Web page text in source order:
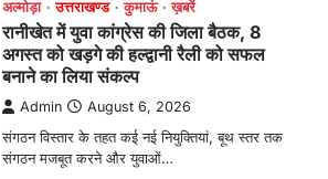
अल्मोड़ा उत्तराखण्ड कुमाऊं ख़बरें
चौखुटिया में सेवा पखवाड़ा शिविर: 954 लोगों ने
लिया लाभ, 191 में से 182 शिकायतों का मौके
पर हुआ निस्तारण
Admin August 5, 2026
तड़ागताल में आयोजित सेवा पखवाड़ा शिविर में 954 लोगों
ने किया प्रतिभाग जिलाधिकारी अंशुल सिंह…